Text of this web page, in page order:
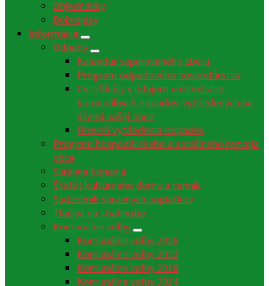
Objednávky
Dobropisy
Informácie
Odpady
Kalendár separovaného zberu
Program odpadového hospodárstva
Certifikáty s údajom o množstve
komunálnych odpadov, vytriedených na
území našej obce
Úroveň vytriedenia odpadov
Program hospodárskeho a sociálneho rozvoja
obce
Správne konania
Štatút kultúrneho domu a cenník
Sadzobník správnych poplatkov
Tlačivá na stiahnutie
Komunálne voľby
Komunálne voľby 2026
Komunálne voľby 2022
Komunálne voľby 2018
Komunálne voľby 2014